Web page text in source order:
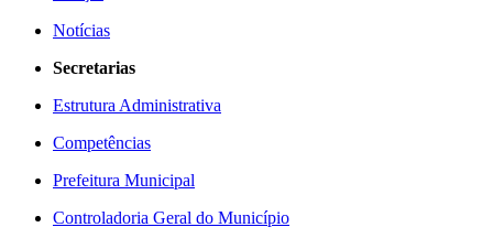
Notícias
Secretarias
Estrutura Administrativa
Competências
Prefeitura Municipal
Controladoria Geral do Município